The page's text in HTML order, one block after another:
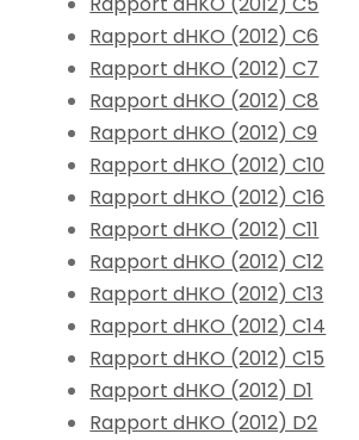
Rapport dHKO (2012) C6
Rapport dHKO (2012) C7
Rapport dHKO (2012) C8
Rapport dHKO (2012) C9
Rapport dHKO (2012) C10
Rapport dHKO (2012) C16
Rapport dHKO (2012) C11
Rapport dHKO (2012) C12
Rapport dHKO (2012) C13
Rapport dHKO (2012) C14
Rapport dHKO (2012) C15
Rapport dHKO (2012) D1
Rapport dHKO (2012) D2